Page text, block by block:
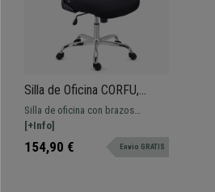
Silla de Oficina CORFU,
Brazos Abatibles, Diseño
Ergonómico, Transpirable,
En Azul
Silla de oficina con brazos
abatibles y diseño ergonómico.
Tiene soporte lumbar y certificado
UNE EN 1335, envío 24/48h
[+Info]
154,90 € Envio GRATIS